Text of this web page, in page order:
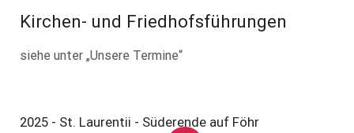
Kirchen- und Friedhofsführungen
siehe unter „Unsere Termine“
2025 - St. Laurentii - Süderende auf Föhr